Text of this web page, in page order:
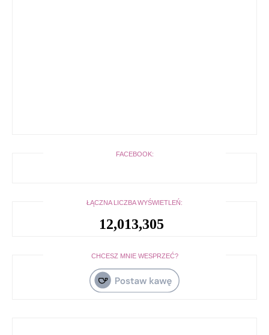
FACEBOOK:
ŁĄCZNA LICZBA WYŚWIETLEŃ:
12,013,305
CHCESZ MNIE WESPRZEĆ?